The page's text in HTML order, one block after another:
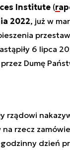
Institute(
2022, już w
6 lipca
Dumę
rządowi
rzecz
dzień